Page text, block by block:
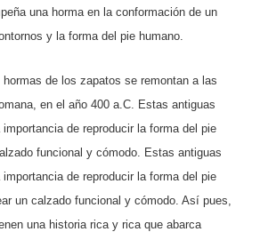
una horma en la conformación de un
y la forma del pie humano.
de los zapatos se remontan a las
en el año 400 a.C. Estas antiguas
de reproducir la forma del pie
funcional y cómodo. Estas antiguas
de reproducir la forma del pie
un calzado funcional y cómodo. Así pues,
una historia rica y rica que abarca